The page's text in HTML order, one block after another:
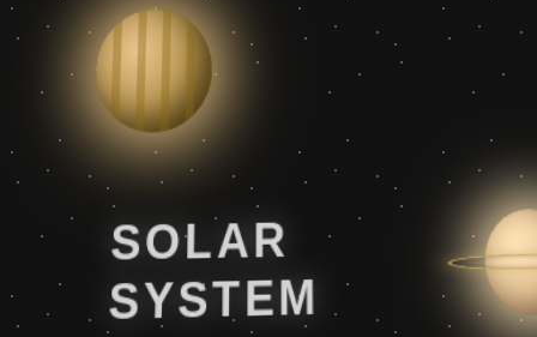
SOLAR
SYSTEM